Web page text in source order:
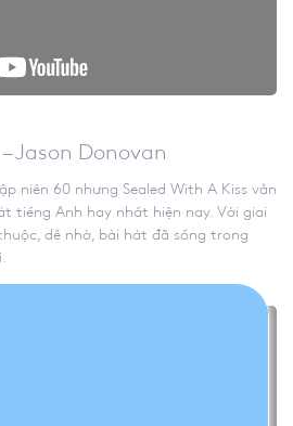
Jason Donovan
niên 60 nhưng Sealed With A Kiss vẫn
tiếng Anh hay nhất hiện nay. Với giai
dễ nhớ, bài hát đã sống trong